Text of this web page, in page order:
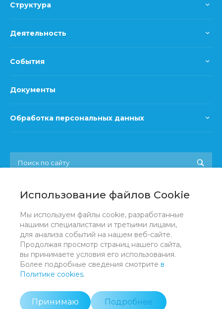
Использование файлов Cookie
Мы используем файлы cookie, разработанные
нашими специалистами и третьими лицами,
для анализа событий на нашем веб-сайте.
Продолжая просмотр страниц нашего сайта,
вы принимаете условия его использования.
Более подробные сведения смотрите в
Политике cookies.
Принимаю Подробнее
Структура
Деятельность
События
Документы
Обработка персональных данных
nnoblsovprof@yandex.ru
+7 (831) 422 60 63, 422 60 64
г. Нижний Новгород, пр. Гагарина, д. 29Б
Заказать звонок